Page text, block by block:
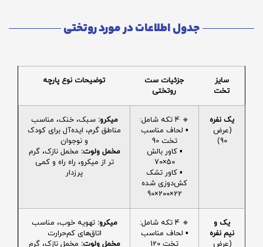
جدول اطلاعات در مورد روتختی
سایز
تخت
جزئیات ست
روتختی
توضیحات نوع پارچه
یک نفره
(عرض
90)
🔹 4 تکه شامل:
▪️ لحاف مناسب
تخت 90
▪️ کاور بالش
50×70
▪️ کاور تشک
کش‌دوزی شده
22×200×90
میکرو: سبک، خنک، مناسب
مناطق گرم، ایده‌آل برای کودک
و نوجوان
مخمل ولوت: مخمل نازک، گرم
تر از میکرو، راه راه و کمی
پرزدار
یک و
نیم نفره
(عرض
🔹 4 تکه شامل:
▪️ لحاف مناسب
تخت 120
میکرو: تهویه خوب، مناسب
اتاق‌های کم‌حرارت
مخمل ولوت: مخمل نازک، گرم